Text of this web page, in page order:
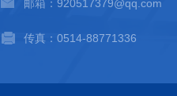
邮箱：920517379@qq.com
传真：0514-88771336